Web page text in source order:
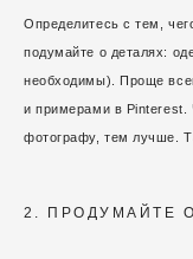
Определитесь с тем,
подумайте о деталях:
необходимы). Проще
и примерами в
фотографу, тем лучше.
2. ПРОДУМАЙТЕ